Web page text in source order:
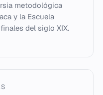
metodológica
y la Escuela
del siglo XIX.